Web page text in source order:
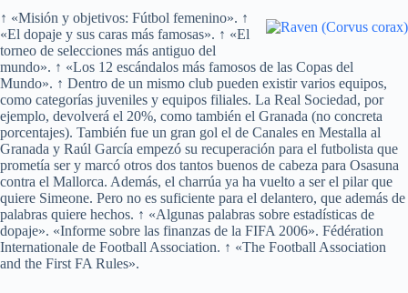
↑ «Misión y objetivos: Fútbol femenino». ↑
«El dopaje y sus caras más famosas». ↑ «El
torneo de selecciones más antiguo del
mundo». ↑ «Los 12 escándalos más famosos de las Copas del
Mundo». ↑ Dentro de un mismo club pueden existir varios equipos,
como categorías juveniles y equipos filiales. La Real Sociedad, por
ejemplo, devolverá el 20%, como también el Granada (no concreta
porcentajes). También fue un gran gol el de Canales en Mestalla al
Granada y Raúl García empezó su recuperación para el futbolista que
prometía ser y marcó otros dos tantos buenos de cabeza para Osasuna
contra el Mallorca. Además, el charrúa ya ha vuelto a ser el pilar que
quiere Simeone. Pero no es suficiente para el delantero, que además de
palabras quiere hechos. ↑ «Algunas palabras sobre estadísticas de
dopaje». «Informe sobre las finanzas de la FIFA 2006». Fédération
Internationale de Football Association. ↑ «The Football Association
and the First FA Rules».